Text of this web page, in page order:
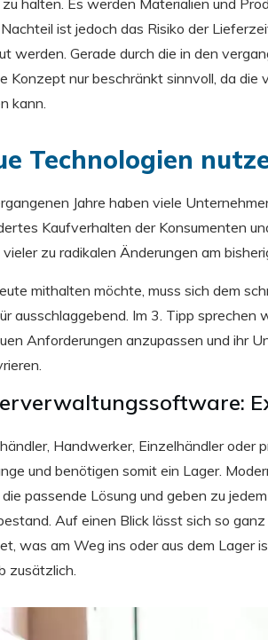
halten. Es werden Materialien und
ist jedoch das Risiko der
werden. Gerade durch die in den
Konzept nur beschränkt sinnvoll, da
kann.
Technologien
Jahre haben viele
Kaufverhalten der Konsumenten
zu radikalen Änderungen am
mithalten möchte, muss sich dem
ausschlaggebend. Im 3. Tipp sprechen
Anforderungen anzupassen und ihr
Handwerker, Einzelhändler oder
und benötigen somit ein Lager.
passende Lösung und geben zu
Auf einen Blick lässt sich so
was am Weg ins oder aus dem Lager
zusätzlich.